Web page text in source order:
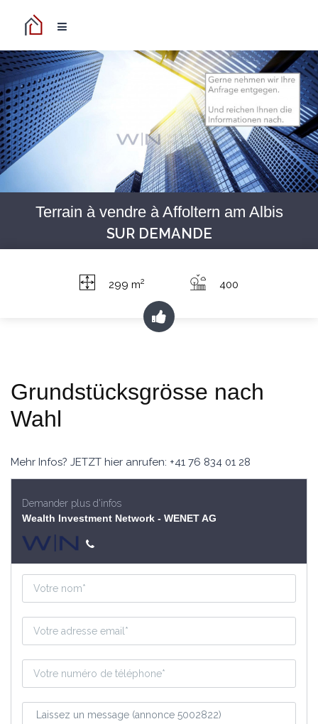
Terrain à vendre à Affoltern am Albis
SUR DEMANDE
299 m2 400
Grundstücksgrösse nach
Wahl
Mehr Infos? JETZT hier anrufen: +41 76 834 01 28
Demander plus d'infos
Wealth Investment Network - WENET AG